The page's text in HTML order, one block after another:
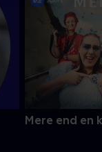
Mere end en